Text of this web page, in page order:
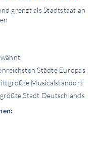
grenzt als Stadtstaat an
Städte Europas
Musicalstandort
Stadt Deutschlands